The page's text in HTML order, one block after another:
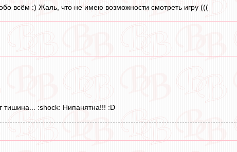
всём :) Жаль, что не имею возможности смотреть игру (((
тишина... :shock: Нипанятна!!! :D